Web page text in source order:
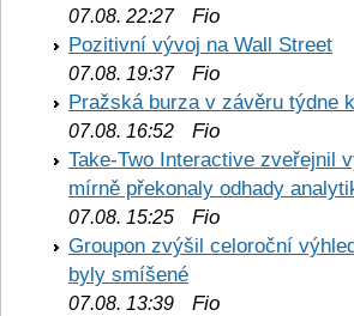
07.08. 22:27Fio
Pozitivní vývoj na Wall Street
07.08. 19:37Fio
Pražská burza v závěru týdne
07.08. 16:52 Fio
Take-Two Interactive zveřejnil
mírně překonaly odhady
07.08. 15:25 Fio
Groupon zvýšil celoroční
byly smíšené
07.08. 13:39 Fio